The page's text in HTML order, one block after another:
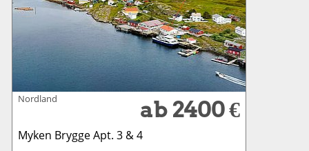
Nordland ab 2400 €
Myken Brygge Apt. 3 & 4